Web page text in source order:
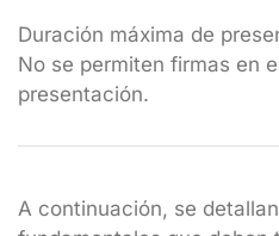
Duración máxima de
No se permiten firmas en
presentación.
A continuación, se